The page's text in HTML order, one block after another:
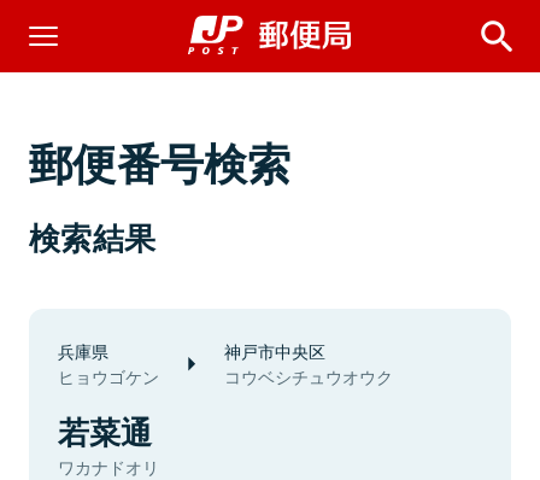
郵便番号検索
検索結果
兵庫県
ヒョウゴケン
神戸市中央区
コウベシチュウオウク
若菜通
ワカナドオリ